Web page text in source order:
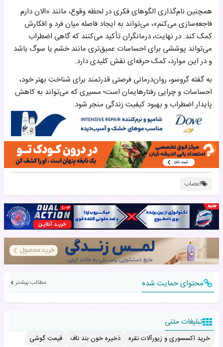
همچنین نام‌گذاری الگوهای فکری در لحظه وقوع، مانند «الان دارم
فاجعه‌سازی می‌کنم»، می‌تواند به ایجاد فاصله میان فرد و افکارش
کمک کند. در نهایت، درمانگران تأکید می‌کنند که گاهی اضطراب
می‌تواند پوششی برای احساسات عمیق‌تری مانند خشم یا سوگ باشد
و در این موارد، کمک حرفه‌ای نقش کلیدی دارد.
به گفته گروسو، روان‌درمانی فرصتی قدرتمند برای شناخت بهتر خود،
احساسات و چرایی رفتارهایمان است؛ مسیری که می‌تواند به کاهش
پایدار اضطراب و بهبود کیفیت زندگی منجر شود.
اعصاب
محتوای حمایت شده مطالب بیشتر
تبلیغات متنی
خرید اکسسوری و زیورآلات نقره ذخیره خون بند ناف
قیمت گوشی